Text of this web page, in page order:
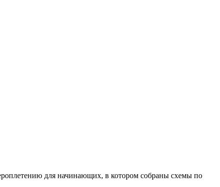
для начинающих, в котором собраны схемы по